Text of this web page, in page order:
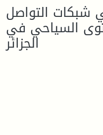
التواصل
السياحي في
الجزائر